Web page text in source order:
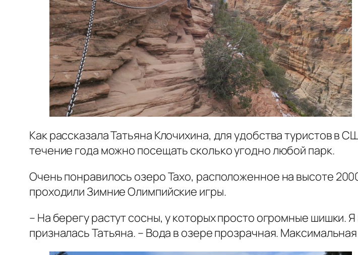
Как рассказала Татьяна Клочихина, для удобства туристов в
течение года можно посещать сколько угодно любой парк.
Очень понравилось озеро Тахо, расположенное на высоте
проходили Зимние Олимпийские игры.
– На берегу растут сосны, у которых просто огромные шишки.
призналась Татьяна. – Вода в озере прозрачная.